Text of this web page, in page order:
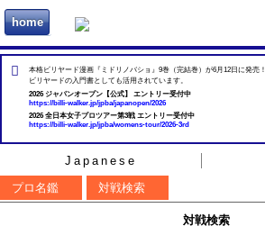
home ビリヲカ
本格ビリヤード漫画『ミドリノバショ』9巻（完結巻）が6月12日に発売！
ビリヤードの入門書としても活用されています。
2026 ジャパンオープン【公式】 エントリー受付中
https://billi-walker.jp/jpba/japanopen/2026
2026 全日本女子プロツアー第3戦 エントリー受付中
https://billi-walker.jp/jpba/womens-tour/2026-3rd
Japanese
プロ名鑑
対戦検索
対戦検索